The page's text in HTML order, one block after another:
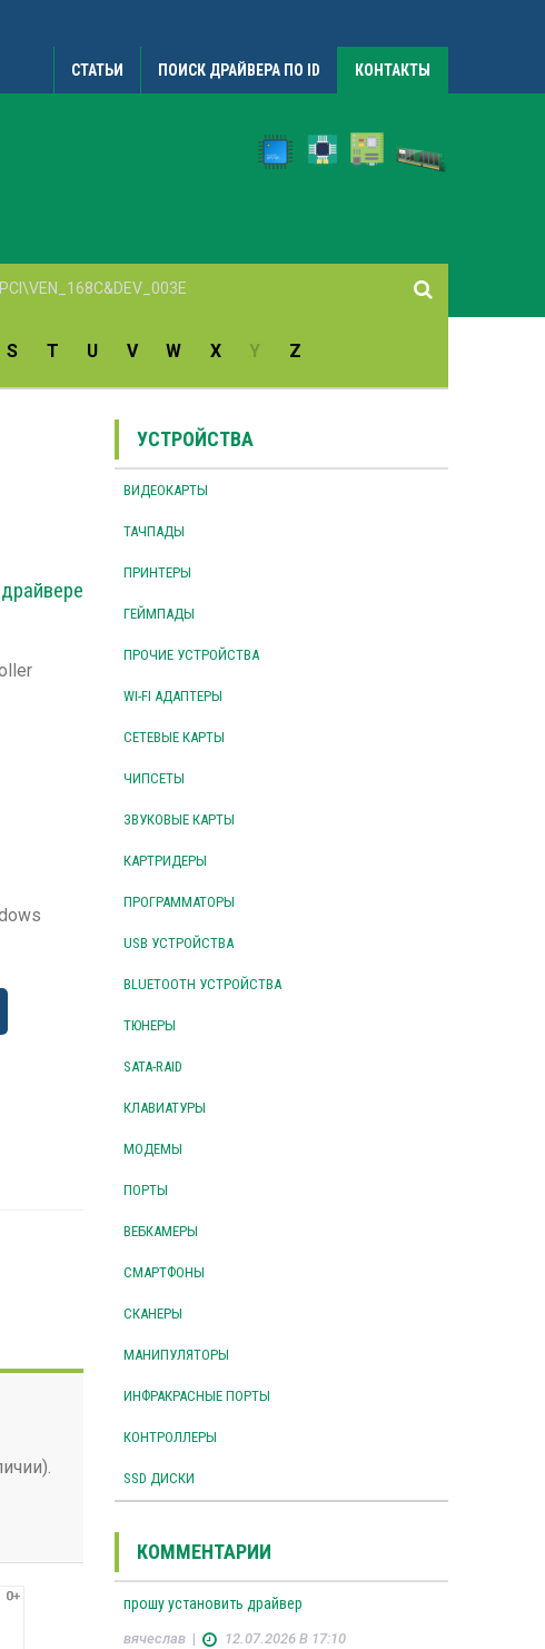
СТАТЬИ ПОИСК ДРАЙВЕРА ПО ID КОНТАКТЫ
S T U V W X Y Z
УСТРОЙСТВА
ВИДЕОКАРТЫ
ТАЧПАДЫ
ПРИНТЕРЫ
ГЕЙМПАДЫ
ПРОЧИЕ УСТРОЙСТВА
WI-FI АДАПТЕРЫ
СЕТЕВЫЕ КАРТЫ
ЧИПСЕТЫ
ЗВУКОВЫЕ КАРТЫ
КАРТРИДЕРЫ
ПРОГРАММАТОРЫ
USB УСТРОЙСТВА
BLUETOOTH УСТРОЙСТВА
ТЮНЕРЫ
SATA-RAID
КЛАВИАТУРЫ
МОДЕМЫ
ПОРТЫ
ВЕБКАМЕРЫ
СМАРТФОНЫ
СКАНЕРЫ
МАНИПУЛЯТОРЫ
ИНФРАКРАСНЫЕ ПОРТЫ
КОНТРОЛЛЕРЫ
SSD ДИСКИ
КОММЕНТАРИИ
прошу установить драйвер
вячеслав| 12.07.2026 В 17:10